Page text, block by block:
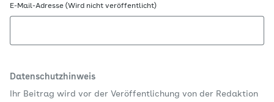
E-Mail-Adresse (Wird nicht veröffentlicht)
Datenschutzhinweis
Ihr Beitrag wird vor der Veröffentlichung von der Redaktion